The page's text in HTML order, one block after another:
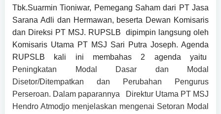
Tbk.Suarmin Tioniwar, Pemegang Saham dari PT Jasa
Sarana Adli dan Hermawan, beserta Dewan Komisaris
dan Direksi PT MSJ. RUPSLB
dipimpin langsung oleh
Komisaris Utama PT MSJ Sari Putra Joseph. Agenda
RUPSLB kali ini membahas 2 agenda yaitu
Peningkatan Modal Dasar dan Modal
Disetor/Ditempatkan dan Perubahan Pengurus
Perseroan. Dalam paparannya
Direktur Utama PT MSJ
Hendro Atmodjo menjelaskan mengenai Setoran Modal